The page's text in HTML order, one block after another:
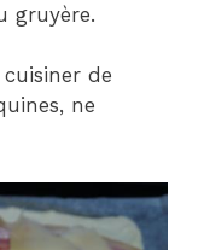
gruyère.
de
ne